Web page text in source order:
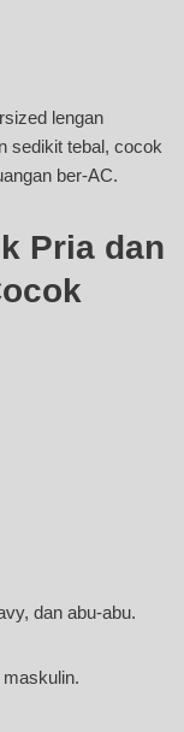
lengan
sedikit tebal, cocok
ber-AC.
Pria dan
dan abu-abu.